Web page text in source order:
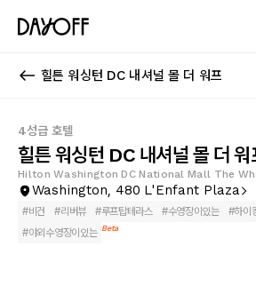
힐튼 워싱턴 DC 내셔널 몰 더 워프
4성급 호텔
힐튼 워싱턴 DC 내셔널 몰 더 워
Hilton Washington DC National Mall The
Washington, 480 L'Enfant Plaza
#비건 #리버뷰 #루프탑테라스 #수영장이있는 #하이
#야외수영장이있는 Beta